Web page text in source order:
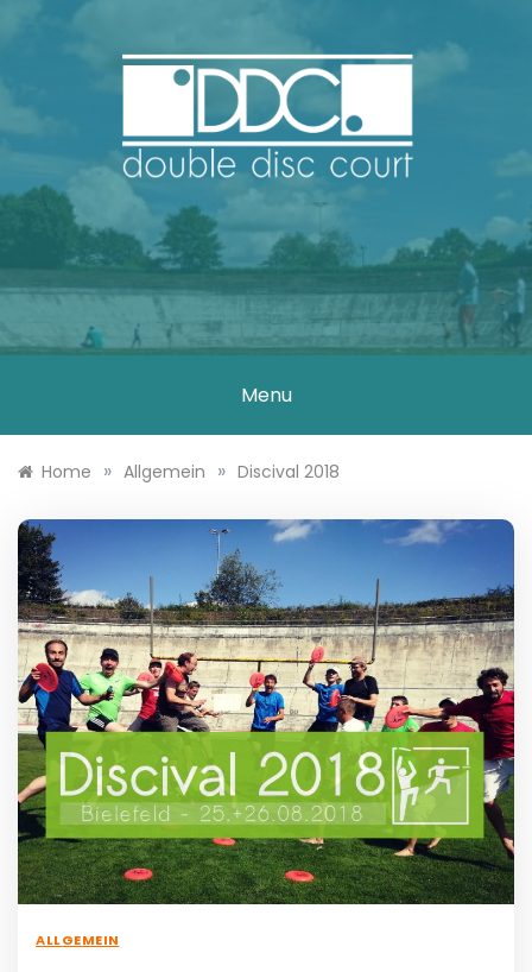
DOUBLE DISC
COURT
Menu
Home » Allgemein » Discival 2018
ALLGEMEIN